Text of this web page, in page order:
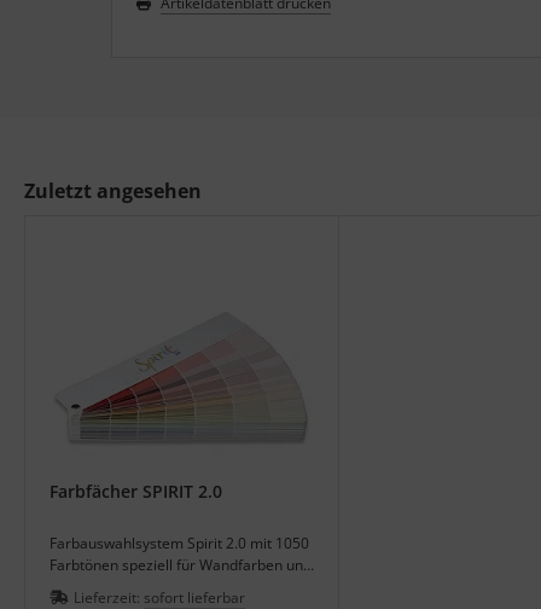
Zuletzt angesehen
Farbfächer SPIRIT 2.0
Farbauswahlsystem Spirit 2.0 mit 1050
Farbtönen speziell für Wandfarben und
Lacke, alle Farbtöne frei verwendbar.
Lieferzeit: sofort lieferbar